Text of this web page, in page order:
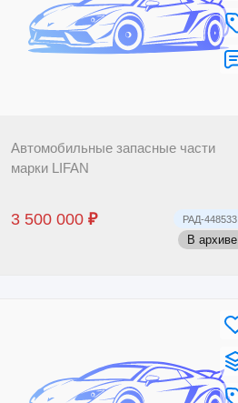
Автомобильные запасные части
марки LIFAN
3 500 000 ₽ РАД-448533
В архиве